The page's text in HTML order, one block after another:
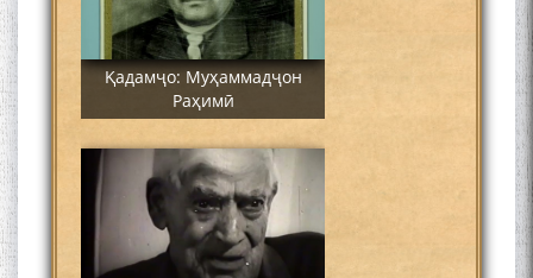
Қадамҷо: Муҳаммадҷон
Раҳимӣ